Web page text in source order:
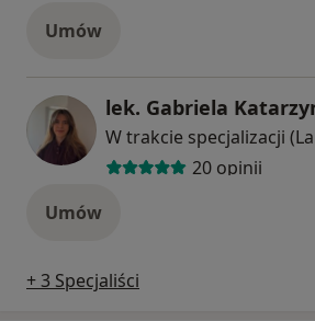
Umów
20 opinii
Umów
+ 3 Specjaliści